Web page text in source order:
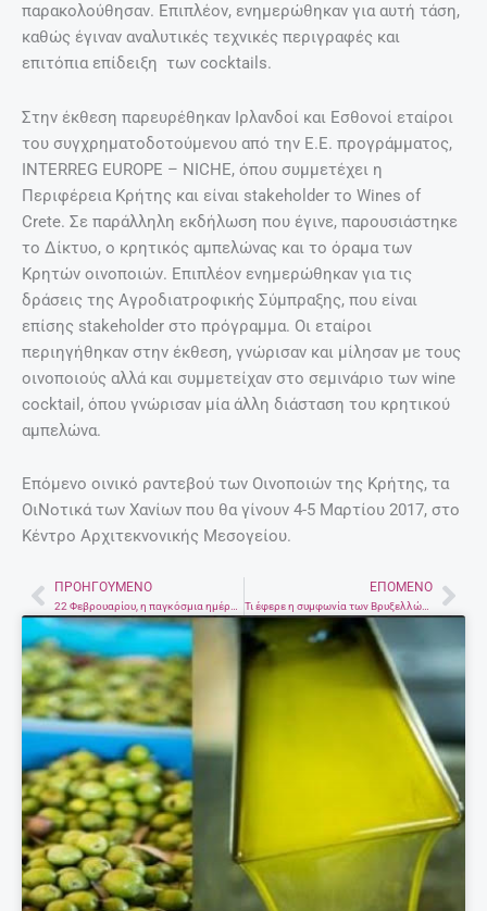
παρακολούθησαν. Επιπλέον, ενημερώθηκαν για αυτή τάση,
καθώς έγιναν αναλυτικές τεχνικές περιγραφές και
επιτόπια επίδειξη των cocktails.
Στην έκθεση παρευρέθηκαν Ιρλανδοί και Εσθονοί εταίροι
του συγχρηματοδοτούμενου από την Ε.Ε. προγράμματος,
INTERREG EUROPE – NICHE, όπου συμμετέχει η
Περιφέρεια Κρήτης και είναι stakeholder το Wines of
Crete. Σε παράλληλη εκδήλωση που έγινε, παρουσιάστηκε
το Δίκτυο, ο κρητικός αμπελώνας και το όραμα των
Κρητών οινοποιών. Επιπλέον ενημερώθηκαν για τις
δράσεις της Αγροδιατροφικής Σύμπραξης, που είναι
επίσης stakeholder στο πρόγραμμα. Οι εταίροι
περιηγήθηκαν στην έκθεση, γνώρισαν και μίλησαν με τους
οινοποιούς αλλά και συμμετείχαν στο σεμινάριο των wine
cocktail, όπου γνώρισαν μία άλλη διάσταση του κρητικού
αμπελώνα.
Επόμενο οινικό ραντεβού των Οινοποιών της Κρήτης, τα
ΟιΝοτικά των Χανίων που θα γίνουν 4-5 Μαρτίου 2017, στο
Κέντρο Αρχιτεκνονικής Μεσογείου.
Prev
ΠΡΟΗΓΟΎΜΕΝΟ ΕΠΌΜΕΝΟ
Τι έφερε η συμφωνία των Βρυξελλών. Μια νηφάλια προσέγγιση του Γιάννη Κουτσομύτη*